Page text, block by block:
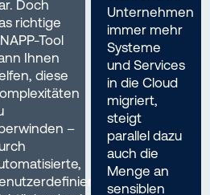
Doch
richtige
Tool
Ihnen
diese
–
Unternehmen
immer mehr
Systeme
und Services
in die Cloud
migriert,
steigt
parallel dazu
auch die
Menge an
sensiblen